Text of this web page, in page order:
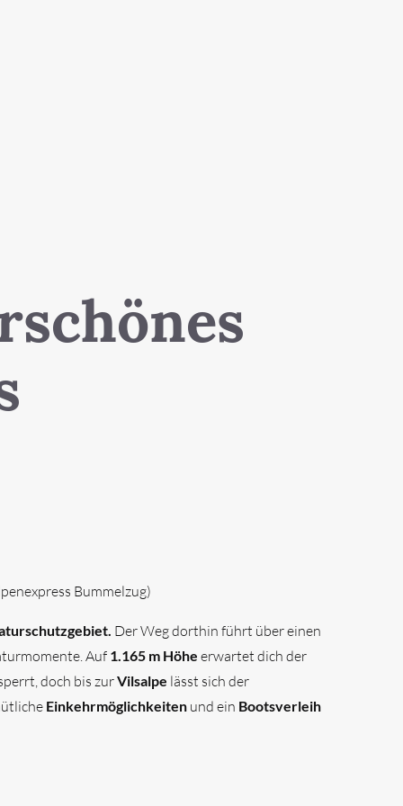
Bummelzug)
Der Weg dorthin führt über einen
Auf 1.165 m Höhe erwartet dich der
doch bis zurVilsalpe lässt sich der
Einkehrmöglichkeiten und ein Bootsverleih